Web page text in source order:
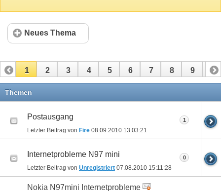
Neues Thema
1 2 3 4 5 6 7 8 9 10
11
Themen
Postausgang
Letzter Beitrag von Fire 08.09.2010 13:03:21
1
Internetprobleme N97 mini
Letzter Beitrag von Unregistriert 07.08.2010 15:11:28
0
Nokia N97mini Internetprobleme